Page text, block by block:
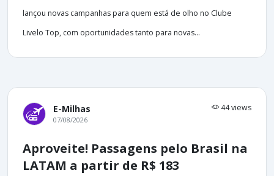
lançou novas campanhas para quem está de olho no Clube
Livelo Top, com oportunidades tanto para novas...
E-Milhas 44 views
07/08/2026
Aproveite! Passagens pelo Brasil na
LATAM a partir de R$ 183